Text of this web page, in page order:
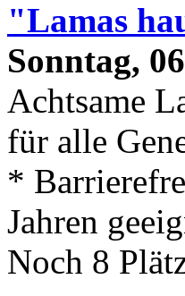
"Lamas
Sonntag,
Achtsame
für alle
*
Jahren
Noch 8